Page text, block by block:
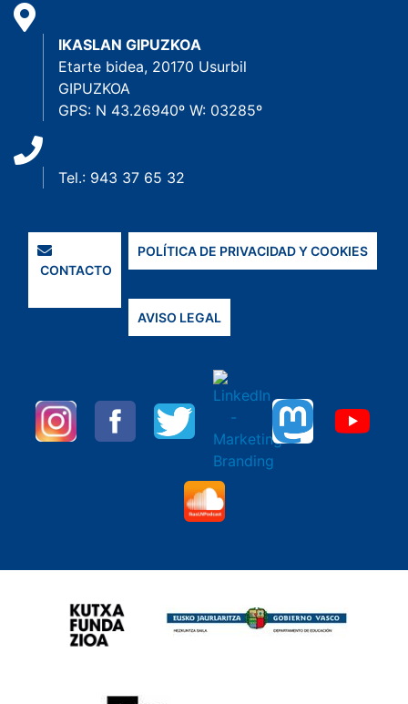
IKASLAN GIPUZKOA
Etarte bidea, 20170 Usurbil
GIPUZKOA
GPS: N 43.26940º W: 03285º
Tel.: 943 37 65 32
CONTACTO
POLÍTICA DE PRIVACIDAD Y COOKIES
AVISO LEGAL